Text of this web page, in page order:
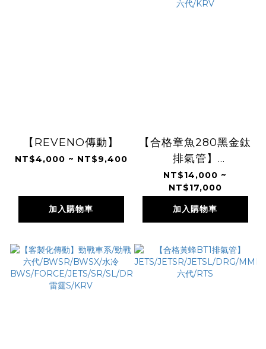
【REVENO傳動】
NT$4,000 ~ NT$9,400
加入購物車
【合格章魚280黑金鈦
排氣管】
JETS/JETSR/JETSL/
六代/KRV
NT$14,000 ~
NT$17,000
加入購物車